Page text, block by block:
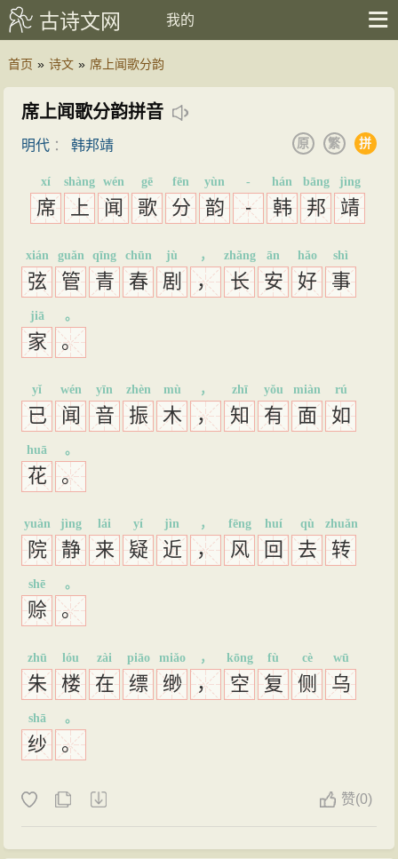
古诗文网 我的
首页 » 诗文 » 席上闻歌分韵
席上闻歌分韵拼音
明代 ：韩邦靖 拼
繁
原
席
xí
上
shàng
闻
wén
歌
gē
分
fēn
韵
yùn
-
-
韩
hán
邦
bāng
靖
jìng
弦
xián
管
guǎn
青
qīng
春
chūn
剧
jù
，
，
长
zhǎng
安
ān
好
hǎo
事
shì
家
jiā
。
。
已
yǐ
闻
wén
音
yīn
振
zhèn
木
mù
，
，
知
zhī
有
yǒu
面
miàn
如
rú
花
huā
。
。
院
yuàn
静
jìng
来
lái
疑
yí
近
jìn
，
，
风
fēng
回
huí
去
qù
转
zhuǎn
赊
shē
。
。
朱
zhū
楼
lóu
在
zài
缥
piāo
缈
miǎo
，
，
空
kōng
复
fù
侧
cè
乌
wū
纱
shā
。
。
赞(0)